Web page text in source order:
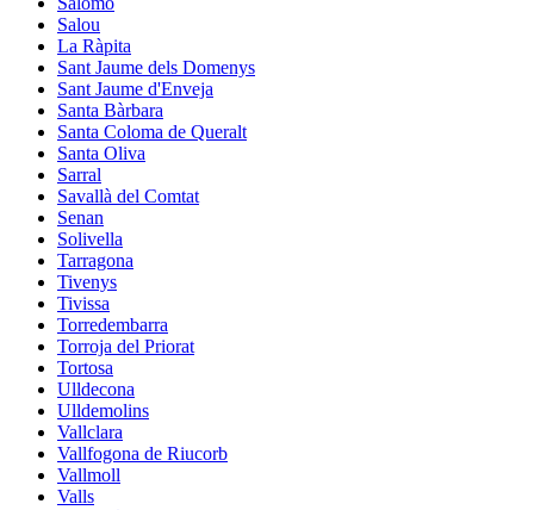
Salou
La Ràpita
Sant Jaume dels Domenys
Sant Jaume d'Enveja
Santa Bàrbara
Santa Coloma de Queralt
Santa Oliva
Sarral
Savallà del Comtat
Senan
Solivella
Tarragona
Tivenys
Tivissa
Torredembarra
Torroja del Priorat
Tortosa
Ulldecona
Ulldemolins
Vallclara
Vallfogona de Riucorb
Vallmoll
Valls